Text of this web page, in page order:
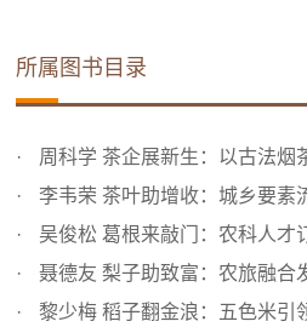
所属图书目录
周科学 茶企展新生：以古法烟
李韦荣 茶叶助增收：城乡要素
吴俊松 葛根来敲门：农科人才
聂德友 梨子助致富：农旅融合
黎少梅 稻子翻金浪：五色米引